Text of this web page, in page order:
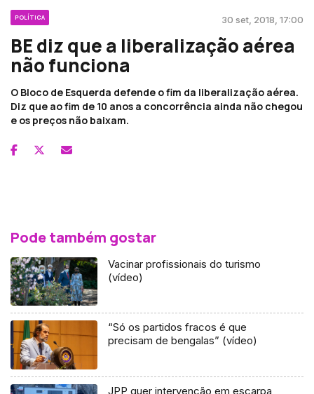
POLÍTICA 30 set, 2018, 17:00
BE diz que a liberalização aérea
não funciona
O Bloco de Esquerda defende o fim da liberalização aérea.
Diz que ao fim de 10 anos a concorrência ainda não chegou
e os preços não baixam.
Pode também gostar
Vacinar profissionais do turismo
(vídeo)
“Só os partidos fracos é que
precisam de bengalas” (vídeo)
JPP quer intervenção em escarpa